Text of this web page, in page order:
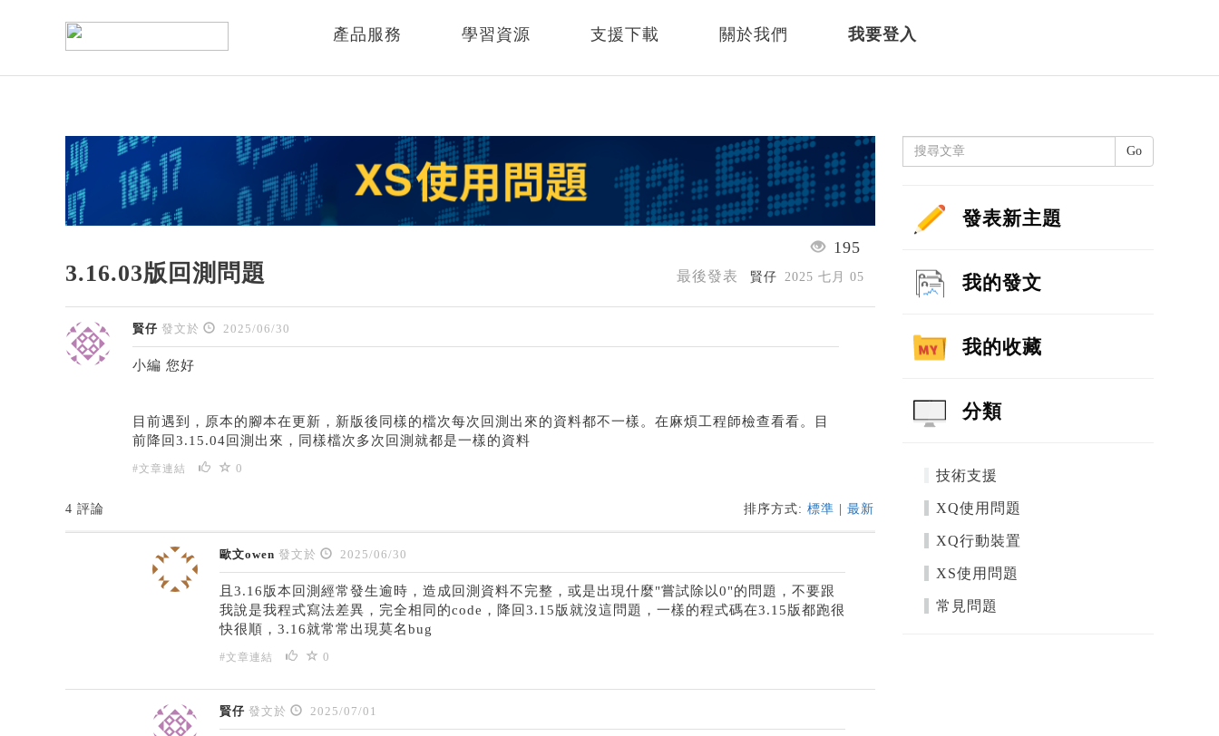
產品服務 學習資源 支援下載 關於我們 我要登入
3.16.03版回測問題
195
最後發表 賢仔 2025 七月 05
賢仔 發文於 2025/06/30
小編 您好
目前遇到，原本的腳本在更新，新版後同樣的檔次每次回測出來的資料都不一樣。在麻煩工程師檢查看看。目
前降回3.15.04回測出來，同樣檔次多次回測就都是一樣的資料
#文章連結 0
4 評論 排序方式:標準 |最新
歐文owen 發文於 2025/06/30
且3.16版本回測經常發生逾時，造成回測資料不完整，或是出現什麼"嘗試除以0"的問題，不要跟
我說是我程式寫法差異，完全相同的code，降回3.15版就沒這問題，一樣的程式碼在3.15版都跑很
快很順，3.16就常常出現莫名bug
#文章連結 0
賢仔 發文於 2025/07/01
Go
發表新主題
我的發文
我的收藏
分類
技術支援
XQ使用問題
XQ行動裝置
XS使用問題
常見問題